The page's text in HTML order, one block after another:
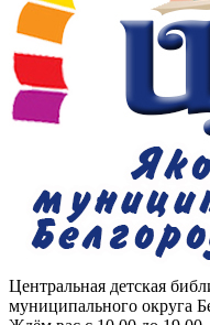
Центральная детская
муниципального округа